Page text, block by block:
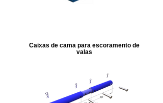
Caixas de cama para escoramento de
valas